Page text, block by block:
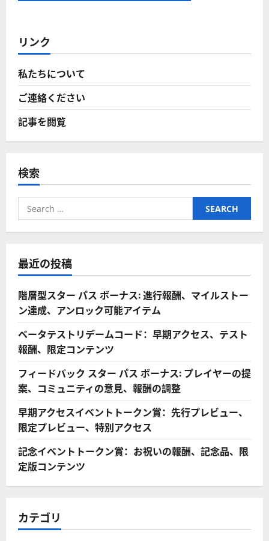
リンク
私たちについて
ご連絡ください
記事を閲覧
検索
Search
for:
最近の投稿
階層型スター パス ボーナス: 進行報酬、マイルストー
ン達成、アンロック可能アイテム
ベータテストリデームコード：早期アクセス、テスト
報酬、限定コンテンツ
フィードバック スター パス ボーナス: プレイヤーの提
案、コミュニティの意見、報酬の調整
早期アクセスイベントトークン賞：先行プレビュー、
限定プレビュー、特別アクセス
記念イベントトークン賞：お祝いの報酬、記念品、限
定版コンテンツ
カテゴリ